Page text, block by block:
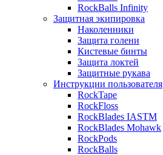
RockBalls Infinity
Защитная экипировка
Наколенники
Защита голени
Кистевые бинты
Защита локтей
Защитные рукава
Инструкции пользователя
RockTape
RockFloss
RockBlades IASTM
RockBlades Mohawk
RockPods
RockBalls